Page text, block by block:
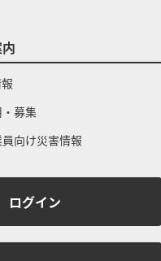
募集
向け災害情報
ログイン